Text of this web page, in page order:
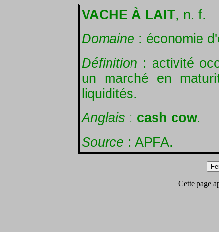
VACHE À LAIT, n. f.
Domaine : économie
Définition : activité
un marché en
liquidités.
Anglais : cash cow.
Source : APFA.
Cette page